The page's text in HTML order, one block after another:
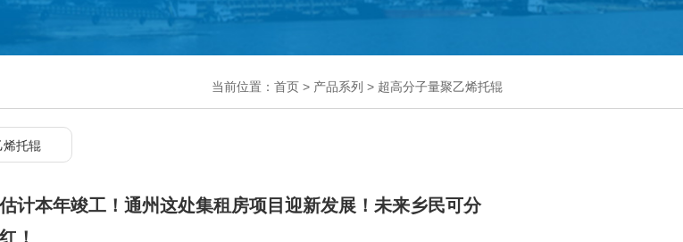
当前位置： 首页 > 产品系列 > 超高分子量聚乙烯托辊
烯托辊
估计本年竣工！通州这处集租房项目迎新发展！未来乡民可分
红！